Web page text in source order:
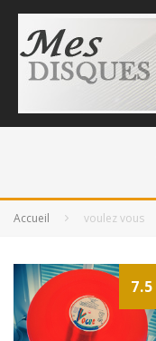
Accueil voulez vous
7.5